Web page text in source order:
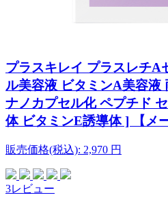
プラスキレイ プラスレチA
ル美容液 ビタミンA美容液
ナノカプセル化 ペプチド
体 ビタミンE誘導体 ] 【メ
販売価格(税込): 2,970 円
3レビュー